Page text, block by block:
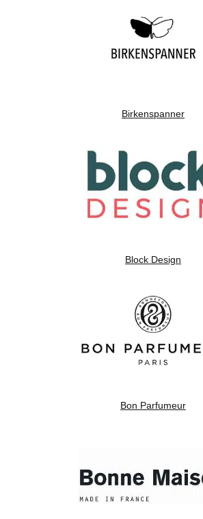
Birkenspanner
Block Design
Bon Parfumeur